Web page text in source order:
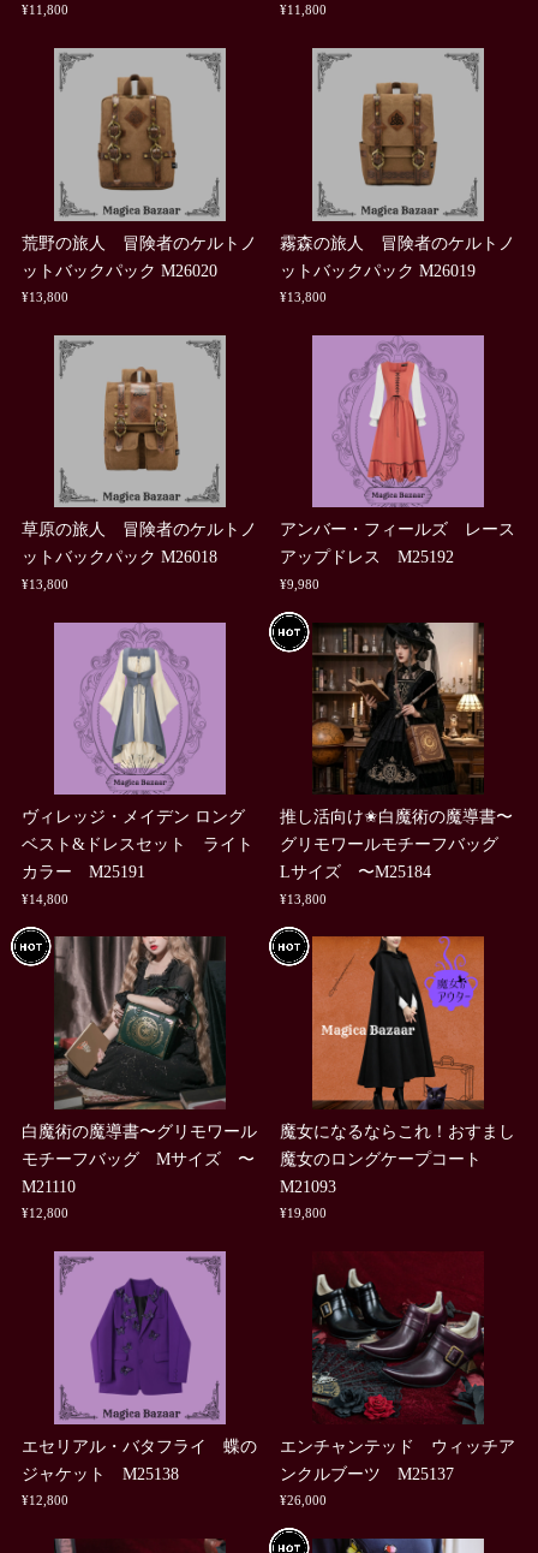
¥11,800 ¥11,800
荒野の旅人 冒険者のケルトノ
ットバックパック M26020
¥13,800
霧森の旅人 冒険者のケルトノ
ットバックパック M26019
¥13,800
草原の旅人 冒険者のケルトノ
ットバックパック M26018
¥13,800
アンバー・フィールズ レース
アップドレス M25192
¥9,980
ヴィレッジ・メイデン ロング
ベスト&ドレスセット ライト
カラー M25191
¥14,800
推し活向け✬白魔術の魔導書〜
グリモワールモチーフバッグ
Lサイズ 〜M25184
¥13,800
白魔術の魔導書〜グリモワール
モチーフバッグ Mサイズ 〜
M21110
¥12,800
魔女になるならこれ！おすまし
魔女のロングケープコート
M21093
¥19,800
エセリアル・バタフライ 蝶の
ジャケット M25138
¥12,800
エンチャンテッド ウィッチア
ンクルブーツ M25137
¥26,000